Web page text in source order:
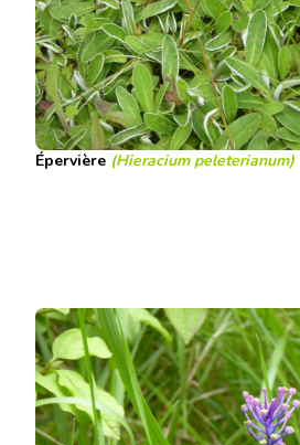
Épervière (Hieracium peleterianum)